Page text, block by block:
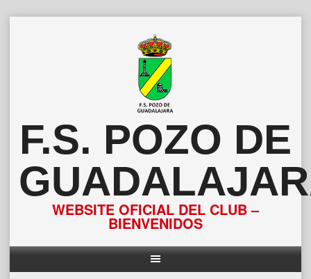
F.S. POZO DE
WEBSITE OFICIAL DEL CLUB –
BIENVENIDOS